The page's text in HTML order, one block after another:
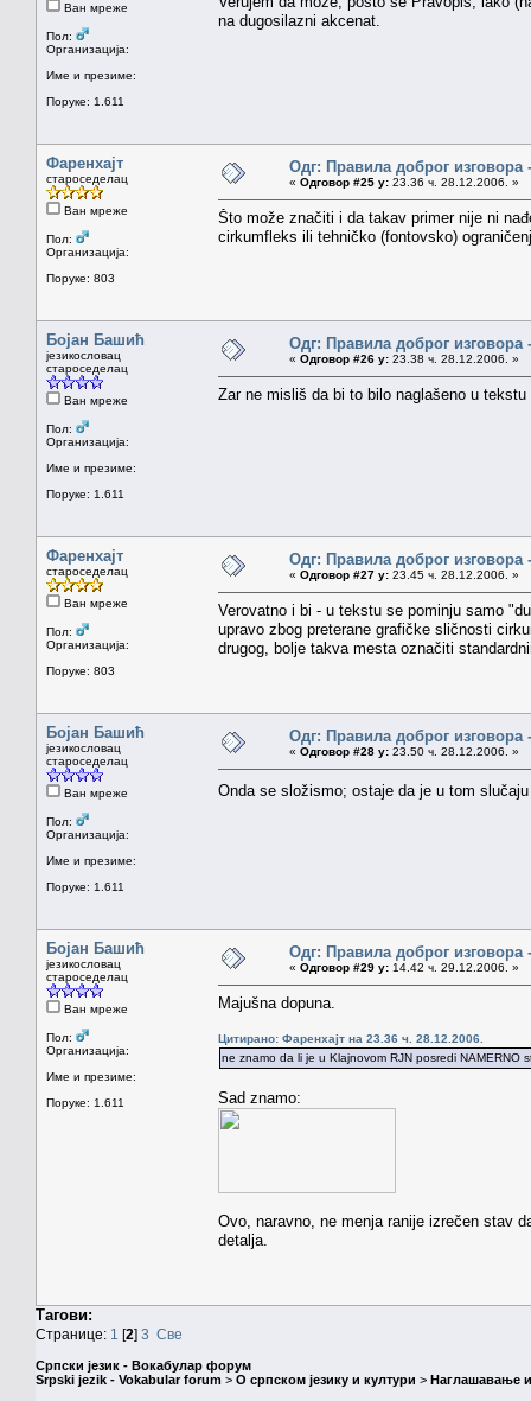
Ван мреже
Пол:
Организација:
Име и презиме:
Поруке: 1.611
na dugosilazni akcenat.
Фаренхајт
староседелац
Ван мреже
Пол:
Организација:
Поруке: 803
Одг: Правила доброг изговора
« Одговор #25 у: 23.36 ч. 28.12.2006. »
Što može značiti i da takav primer nije ni
cirkumfleks ili tehničko (fontovsko)
Бојан Башић
језикословац
староседелац
Ван мреже
Пол:
Организација:
Име и презиме:
Поруке: 1.611
Одг: Правила доброг изговора
« Одговор #26 у: 23.38 ч. 28.12.2006. »
Zar ne misliš da bi to bilo naglašeno u
Фаренхајт
староседелац
Ван мреже
Пол:
Организација:
Поруке: 803
Одг: Правила доброг изговора
« Одговор #27 у: 23.45 ч. 28.12.2006. »
Verovatno i bi - u tekstu se pominju samo
upravo zbog preterane grafičke sličnosti
drugog, bolje takva mesta označiti
Бојан Башић
језикословац
староседелац
Ван мреже
Пол:
Организација:
Име и презиме:
Поруке: 1.611
Одг: Правила доброг изговора
« Одговор #28 у: 23.50 ч. 28.12.2006. »
Onda se složismo; ostaje da je u tom
Бојан Башић
језикословац
староседелац
Ван мреже
Пол:
Организација:
Име и презиме:
Поруке: 1.611
Одг: Правила доброг изговора
« Одговор #29 у: 14.42 ч. 29.12.2006. »
Majušna dopuna.
Цитирано: Фаренхајт на 23.36 ч. 28.12.2006.
ne znamo da li je u Klajnovom RJN posredi NAMERNO
Sad znamo:
Ovo, naravno, ne menja ranije izrečen stav
detalja.
Тагови:
Странице: 1 [2] 3 Све
Српски језик - Вокабулар форум
Srpski jezik - Vokabular forum > О српском језику и култури > Наглашавање